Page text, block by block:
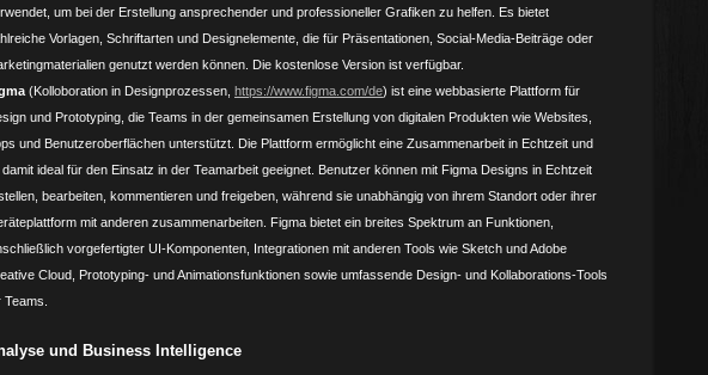
um bei der Erstellung ansprechender und professioneller Grafiken zu helfen. Es bietet
Vorlagen, Schriftarten und Designelemente, die für Präsentationen, Social-Media-Beiträge oder
genutzt werden können. Die kostenlose Version ist verfügbar.
(Kolloboration in Designprozessen, https://www.figma.com/de) ist eine webbasierte Plattform für
und Prototyping, die Teams in der gemeinsamen Erstellung von digitalen Produkten wie Websites,
und Benutzeroberflächen unterstützt. Die Plattform ermöglicht eine Zusammenarbeit in Echtzeit und
damit ideal für den Einsatz in der Teamarbeit geeignet. Benutzer können mit Figma Designs in Echtzeit
bearbeiten, kommentieren und freigeben, während sie unabhängig von ihrem Standort oder ihrer
mit anderen zusammenarbeiten. Figma bietet ein breites Spektrum an Funktionen,
vorgefertigter UI-Komponenten, Integrationen mit anderen Tools wie Sketch und Adobe
Cloud, Prototyping- und Animationsfunktionen sowie umfassende Design- und Kollaborations-Tools
Teams.
und Business Intelligence